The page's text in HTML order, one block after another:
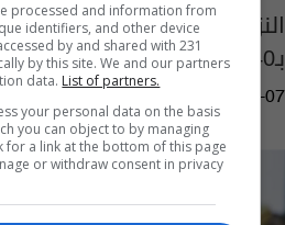
النزاهة تكشف تفاصيل
بـ40% من مشروع سكني ونصف مليون دولار
11:11 | 2026-06-07
processed and information from
identifiers, and other device
by and shared with 231
by this site. We and our partners
data. List of partners.
your personal data on the basis
you can object to by managing
a link at the bottom of this page
or withdraw consent in privacy